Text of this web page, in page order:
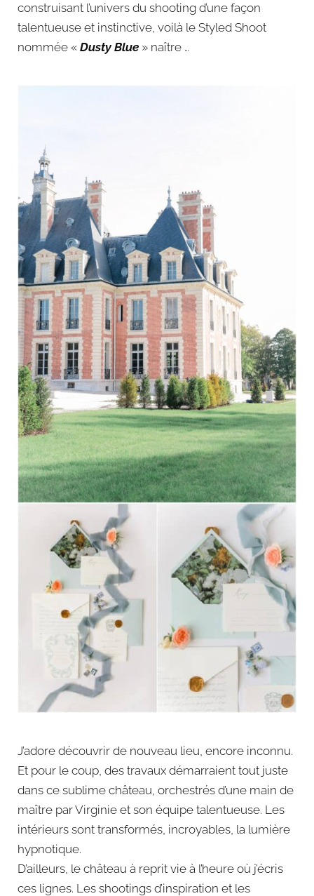
construisant l’univers du shooting d’une façon
talentueuse et instinctive, voilà le Styled Shoot
nommée « Dusty Blue » naître …
J’adore découvrir de nouveau lieu, encore inconnu.
Et pour le coup, des travaux démarraient tout juste
dans ce sublime château, orchestrés d’une main de
maître par Virginie et son équipe talentueuse. Les
intérieurs sont transformés, incroyables, la lumière
hypnotique.
D’ailleurs, le château à reprit vie à l’heure où j’écris
ces lignes. Les shootings d’inspiration et les